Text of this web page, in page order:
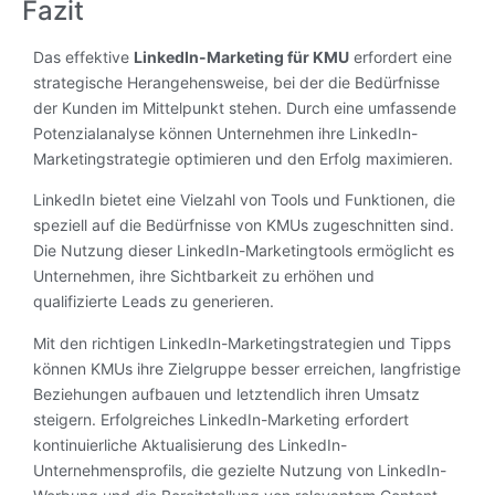
Fazit
Das effektive LinkedIn-Marketing für KMU erfordert eine
strategische Herangehensweise, bei der die Bedürfnisse
der Kunden im Mittelpunkt stehen. Durch eine umfassende
Potenzialanalyse können Unternehmen ihre LinkedIn-
Marketingstrategie optimieren und den Erfolg maximieren.
LinkedIn bietet eine Vielzahl von Tools und Funktionen, die
speziell auf die Bedürfnisse von KMUs zugeschnitten sind.
Die Nutzung dieser LinkedIn-Marketingtools ermöglicht es
Unternehmen, ihre Sichtbarkeit zu erhöhen und
qualifizierte Leads zu generieren.
Mit den richtigen LinkedIn-Marketingstrategien und Tipps
können KMUs ihre Zielgruppe besser erreichen, langfristige
Beziehungen aufbauen und letztendlich ihren Umsatz
steigern. Erfolgreiches LinkedIn-Marketing erfordert
kontinuierliche Aktualisierung des LinkedIn-
Unternehmensprofils, die gezielte Nutzung von LinkedIn-